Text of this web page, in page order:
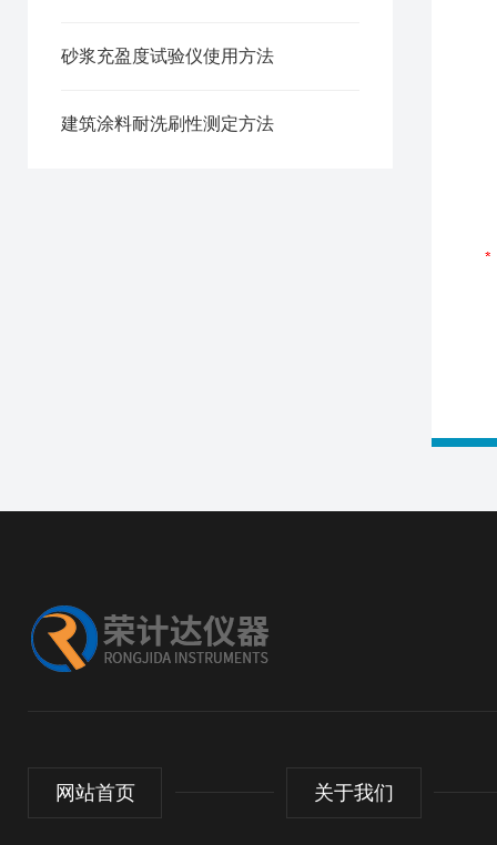
砂浆充盈度试验仪使用方法
建筑涂料耐洗刷性测定方法
网站首页 关于我们